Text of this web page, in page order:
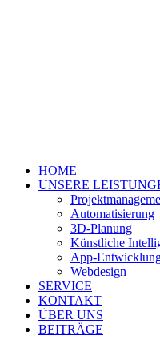
HOME
UNSERE
Automatisierung
3D-Planung
Künstliche
App-
Webdesign
SERVICE
KONTAKT
ÜBER UNS
BEITRÄGE